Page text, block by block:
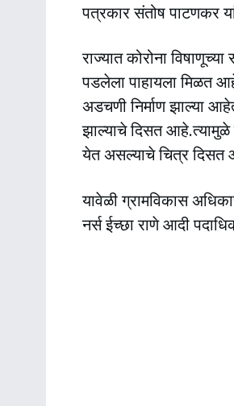
पत्रकार संतोष पाटणकर
राज्यात कोरोना
पडलेला पाहायला मिळत
अडचणी निर्माण झाल्या
झाल्याचे दिसत आहे.त्यामुळे
येत असल्याचे चित्र दिसत
यावेळी ग्रामविकास
नर्स ईच्छा राणे आदी